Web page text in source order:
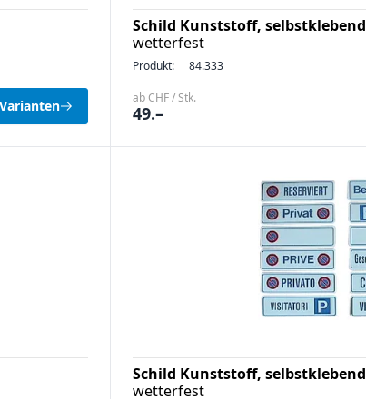
Schild Kunststoff, selbstklebend
wetterfest
Produkt: 84.333
ab CHF / Stk.
49.–
Schild Kunststoff, selbstklebend
wetterfest